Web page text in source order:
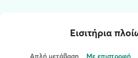
Εισιτήρια
Απλή μετάβαση Με επιστροφή